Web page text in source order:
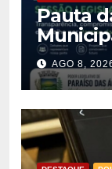
Pauta
AGO 8,